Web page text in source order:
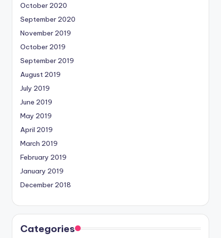
October 2020
September 2020
November 2019
October 2019
September 2019
August 2019
July 2019
June 2019
May 2019
April 2019
March 2019
February 2019
January 2019
December 2018
Categories